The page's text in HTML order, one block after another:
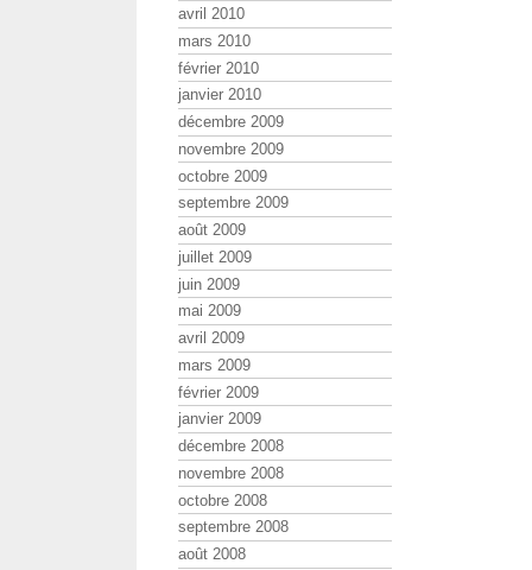
avril 2010
mars 2010
février 2010
janvier 2010
décembre 2009
novembre 2009
octobre 2009
septembre 2009
août 2009
juillet 2009
juin 2009
mai 2009
avril 2009
mars 2009
février 2009
janvier 2009
décembre 2008
novembre 2008
octobre 2008
septembre 2008
août 2008